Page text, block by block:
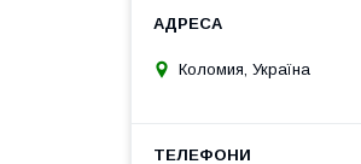
Коломия, Україна